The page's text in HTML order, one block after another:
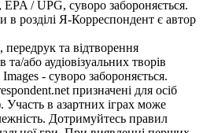
/ UPG, суворо забороняється.
в розділі Я-Корреспондент є автор
та відтворення
та/або аудіовізуальних творів
- суворо забороняється.
призначені для осіб
в азартних іграх може
Дотримуйтесь правил